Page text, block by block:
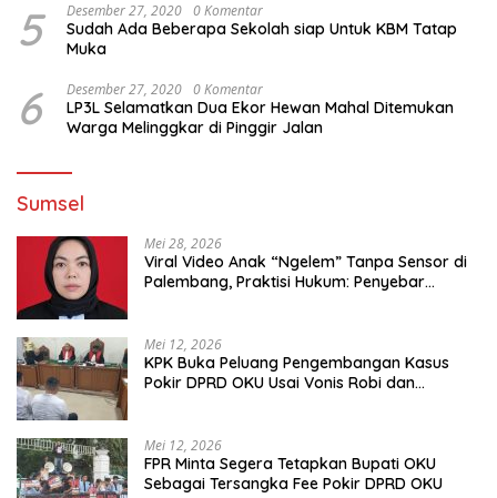
5 Desember 27, 2020 0 Komentar
Sudah Ada Beberapa Sekolah siap Untuk KBM Tatap
Muka
6 Desember 27, 2020 0 Komentar
LP3L Selamatkan Dua Ekor Hewan Mahal Ditemukan
Warga Melinggkar di Pinggir Jalan
Sumsel
Mei 28, 2026
Viral Video Anak “Ngelem” Tanpa Sensor di
Palembang, Praktisi Hukum: Penyebar
Mei 12, 2026
KPK Buka Peluang Pengembangan Kasus
Pokir DPRD OKU Usai Vonis Robi dan
Mei 12, 2026
FPR Minta Segera Tetapkan Bupati OKU
Sebagai Tersangka Fee Pokir DPRD OKU